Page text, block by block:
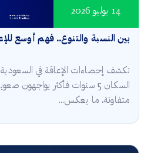
بين النسبة والتنوع.. فهم أوسع
14 يوليو 2026
السكان 5 سنوات فأكثر
متفاوتة، ما يعكس...